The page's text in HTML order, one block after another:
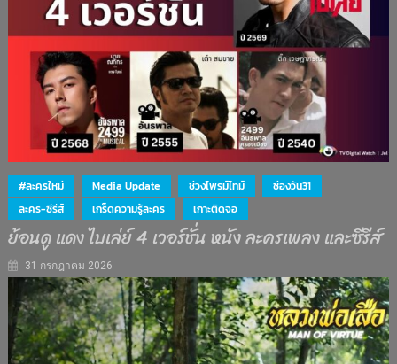
#ละครใหม่ Media Update ช่วงไพรม์ไทม์
ช่องวัน31
ละคร-ซีรีส์
เกร็ดความรู้ละคร เกาะติดจอ
ย้อนดู แดง ไบเล่ย์ 4 เวอร์ชั่น หนัง ละครเพลง และซีรีส์
31 กรกฎาคม 2026